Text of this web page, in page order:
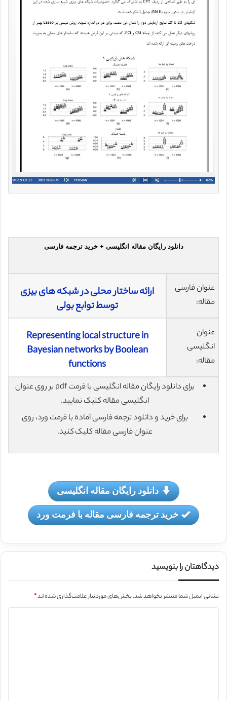
دانلود رایگان مقاله انگلیسی + خرید ترجمه فارسی
عنوان فارسی
مقاله:
ارائه ساختار محلی در شبکه های بیزی
توسط توابع بولی
عنوان
انگلیسی
مقاله:
Representing local structure in
Bayesian networks by Boolean
functions
برای دانلود رایگان مقاله انگلیسی با فرمت pdf بر روی عنوان
انگلیسی مقاله کلیک نمایید.
برای خرید و دانلود ترجمه فارسی آماده با فرمت ورد، روی
عنوان فارسی مقاله کلیک کنید.
دانلود رایگان مقاله انگلیسی
خرید ترجمه فارسی مقاله با فرمت ورد
دیدگاهتان را بنویسید
نشانی ایمیل شما منتشر نخواهد شد.بخش‌های موردنیاز علامت‌گذاری شده‌اند*